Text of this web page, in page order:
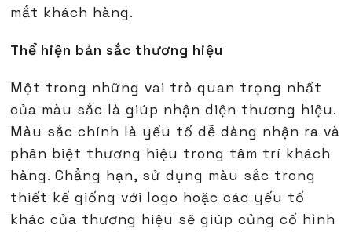
mắt khách hàng.
Thể hiện bản sắc thương hiệu
Một trong những vai trò quan trọng nhất
của màu sắc là giúp nhận diện thương hiệu.
Màu sắc chính là yếu tố dễ dàng nhận ra và
phân biệt thương hiệu trong tâm trí khách
hàng. Chẳng hạn, sử dụng màu sắc trong
thiết kế giống với logo hoặc các yếu tố
khác của thương hiệu sẽ giúp củng cố hình